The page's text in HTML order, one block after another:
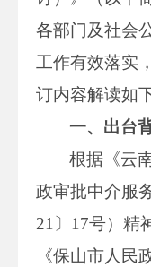
各部门及社会
工作有效落实
订内容解读如
一、出台
根据《云
政审批中介服
21〕17号）精
《保山市人民